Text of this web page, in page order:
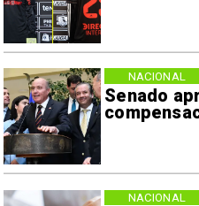
Senado
NACIONAL
NACIONAL